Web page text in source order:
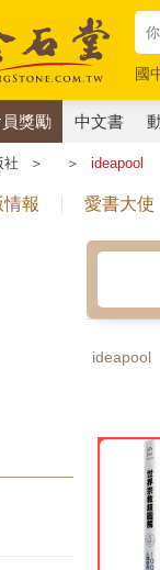
國
唯
獎勵 中文書
社 ＞ ＞ ideapool
情報 愛書大使
ideapool